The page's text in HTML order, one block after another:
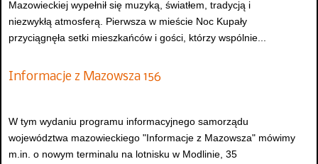
Mazowieckiej wypełnił się muzyką, światłem, tradycją i
niezwykłą atmosferą. Pierwsza w mieście Noc Kupały
przyciągnęła setki mieszkańców i gości, którzy wspólnie...
Informacje z Mazowsza 156
W tym wydaniu programu informacyjnego samorządu
województwa mazowieckiego "Informacje z Mazowsza" mówimy
m.in. o nowym terminalu na lotnisku w Modlinie, 35